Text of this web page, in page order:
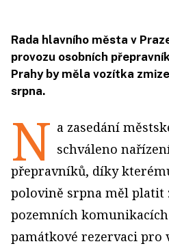
Rada hlavního města v
provozu osobních
Prahy by měla vozítka
srpna.
N a zasedání
schváleno
přepravníků, díky
polovině srpna měl platit
pozemních
památkové rezervaci pro